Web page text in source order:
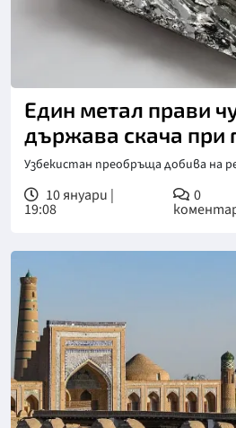
Един метал прави
държава скача при
Узбекистан преобръща добива на
10 януари |
19:08
0